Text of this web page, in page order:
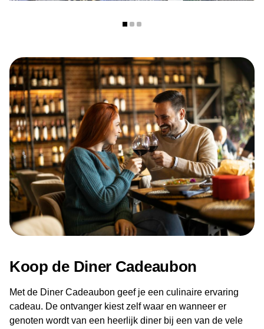
Koop de Diner Cadeaubon
Met de Diner Cadeaubon geef je een culinaire ervaring
cadeau. De ontvanger kiest zelf waar en wanneer er
genoten wordt van een heerlijk diner bij een van de vele